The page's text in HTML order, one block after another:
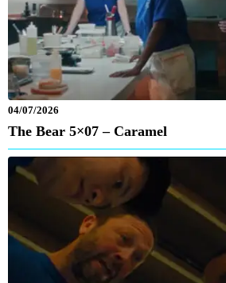
04/07/2026
The Bear 5×07 – Caramel